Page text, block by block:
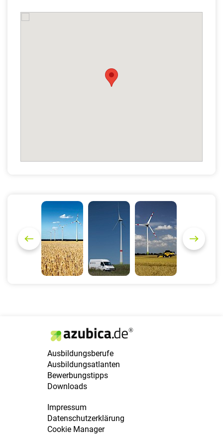
P
r
e
v
i
o
u
Ausbildungsberufe
Ausbildungsatlanten
Bewerbungstipps
Downloads
Impressum
Datenschutzerklärung
Cookie Manager